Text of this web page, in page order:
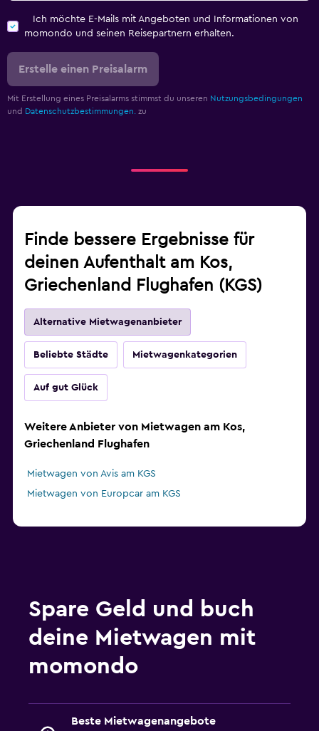
Ich möchte E-Mails mit Angeboten und Informationen von
momondo und seinen Reisepartnern erhalten.
Erstelle einen Preisalarm
Mit Erstellung eines Preisalarms stimmst du unseren Nutzungsbedingungen
und Datenschutzbestimmungen. zu
Finde bessere Ergebnisse für
deinen Aufenthalt am Kos,
Griechenland Flughafen (KGS)
Alternative Mietwagenanbieter
Beliebte Städte Mietwagenkategorien
Auf gut Glück
Weitere Anbieter von Mietwagen am Kos,
Griechenland Flughafen
Mietwagen von Avis am KGS
Mietwagen von Europcar am KGS
Spare Geld und buch
deine Mietwagen mit
momondo
Beste Mietwagenangebote